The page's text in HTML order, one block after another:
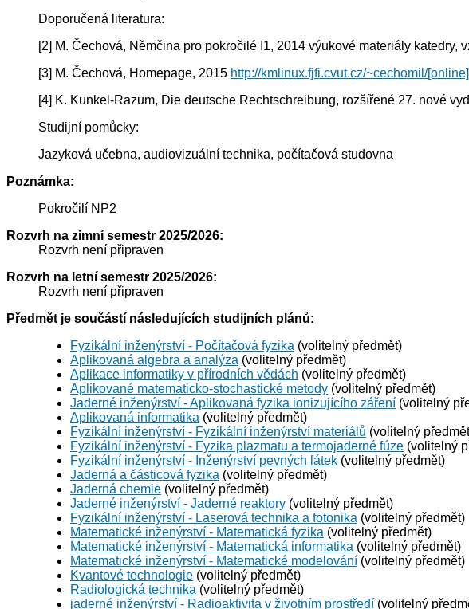
Doporučená literatura:
[2] M. Čechová, Němčina pro pokročilé I1, 2014 výukové materiály katedry,
[3] M. Čechová, Homepage, 2015 http://kmlinux.fjfi.cvut.cz/~cechomil/
[4] K. Kunkel-Razum, Die deutsche Rechtschreibung, rozšířené 27. nové
Studijní pomůcky:
Jazyková učebna, audiovizuální technika, počítačová studovna
Poznámka:
Pokročilí NP2
Rozvrh na zimní semestr 2025/2026:
Rozvrh není připraven
Rozvrh na letní semestr 2025/2026:
Rozvrh není připraven
Předmět je součástí následujících studijních plánů:
Fyzikální inženýrství - Počítačová fyzika (volitelný předmět)
Aplikovaná algebra a analýza (volitelný předmět)
Aplikace informatiky v přírodních vědách (volitelný předmět)
Aplikované matematicko-stochastické metody (volitelný předmět)
Jaderné inženýrství - Aplikovaná fyzika ionizujícího záření (volitelný
Aplikovaná informatika (volitelný předmět)
Fyzikální inženýrství - Fyzikální inženýrství materiálů (volitelný
Fyzikální inženýrství - Fyzika plazmatu a termojaderné fúze (volitelný
Fyzikální inženýrství - Inženýrství pevných látek (volitelný předmět)
Jaderná a částicová fyzika (volitelný předmět)
Jaderná chemie (volitelný předmět)
Jaderné inženýrství - Jaderné reaktory (volitelný předmět)
Fyzikální inženýrství - Laserová technika a fotonika (volitelný předmět)
Matematické inženýrství - Matematická fyzika (volitelný předmět)
Matematické inženýrství - Matematická informatika (volitelný předmět)
Matematické inženýrství - Matematické modelování (volitelný předmět)
Kvantové technologie (volitelný předmět)
Radiologická technika (volitelný předmět)
jaderné inženýrství - Radioaktivita v životním prostředí (volitelný